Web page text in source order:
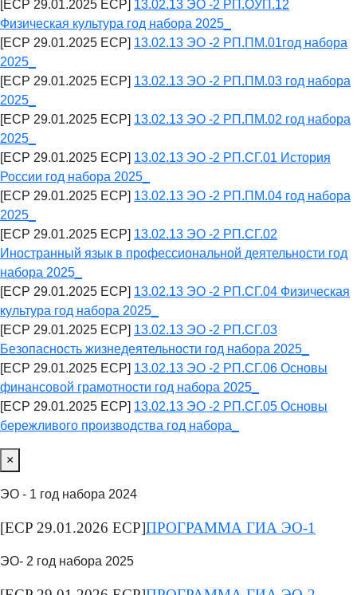
[ECP 29.01.2025 ECP] 13.02.13 ЭО -2 РП.ОУП.12
Физическая культура год набора 2025_
[ECP 29.01.2025 ECP] 13.02.13 ЭО -2 РП.ПМ.01год набора
2025_
[ECP 29.01.2025 ECP] 13.02.13 ЭО -2 РП.ПМ.03 год набора
2025_
[ECP 29.01.2025 ECP] 13.02.13 ЭО -2 РП.ПМ.02 год набора
2025_
[ECP 29.01.2025 ECP] 13.02.13 ЭО -2 РП.СГ.01 История
России год набора 2025_
[ECP 29.01.2025 ECP] 13.02.13 ЭО -2 РП.ПМ.04 год набора
2025_
[ECP 29.01.2025 ECP] 13.02.13 ЭО -2 РП.СГ.02
Иностранный язык в профессиональной деятельности год
набора 2025_
[ECP 29.01.2025 ECP] 13.02.13 ЭО -2 РП.СГ.04 Физическая
культура год набора 2025_
[ECP 29.01.2025 ECP] 13.02.13 ЭО -2 РП.СГ.03
Безопасность жизнедеятельности год набора 2025_
[ECP 29.01.2025 ECP] 13.02.13 ЭО -2 РП.СГ.06 Основы
финансовой грамотности год набора 2025_
[ECP 29.01.2025 ECP] 13.02.13 ЭО -2 РП.СГ.05 Основы
бережливого производства год набора_
×
ЭО - 1 год набора 2024
[ECP 29.01.2026 ECP]ПРОГРАММА ГИА ЭО-1
ЭО- 2 год набора 2025